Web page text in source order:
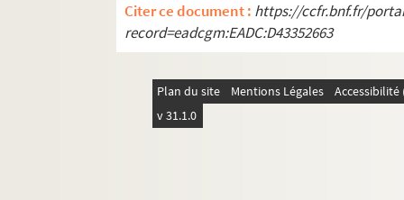
2839. Pièces relatives au renvoi des sœurs
2840. Traité de rhétorique et de grammaire, en
2842. Papiers du chevalier et du général de
2843. Pièces concernant Montaulin, Troyes,
Citer ce document : https://ccfr.bnf.fr/
record=eadcgm:EADC:D43352663
Plan du site Mentions Légales
v 31.1.0